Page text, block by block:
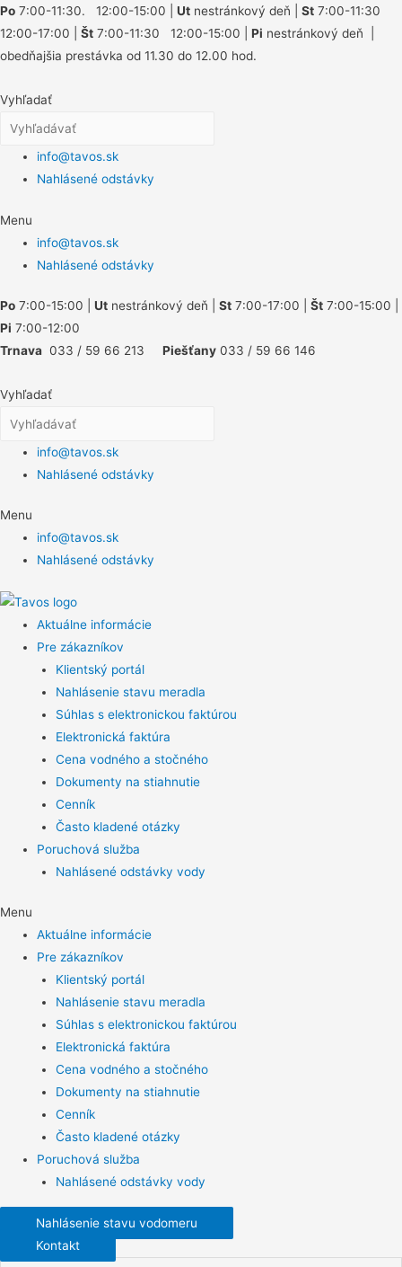
Po 7:00-11:30. 12:00-15:00 | Ut nestránkový deň | St 7:00-11:30
12:00-17:00 | Št 7:00-11:30 12:00-15:00 | Pi nestránkový deň |
obedňajšia prestávka od 11.30 do 12.00 hod.
Vyhľadať
info@tavos.sk
Nahlásené odstávky
Menu
info@tavos.sk
Nahlásené odstávky
Po 7:00-15:00 | Ut nestránkový deň | St 7:00-17:00 | Št 7:00-15:00 |
Pi 7:00-12:00
Trnava 033 / 59 66 213 Piešťany 033 / 59 66 146
Vyhľadať
info@tavos.sk
Nahlásené odstávky
Menu
info@tavos.sk
Nahlásené odstávky
Aktuálne informácie
Pre zákazníkov
Klientský portál
Nahlásenie stavu meradla
Súhlas s elektronickou faktúrou
Elektronická faktúra
Cena vodného a stočného
Dokumenty na stiahnutie
Cenník
Často kladené otázky
Poruchová služba
Nahlásené odstávky vody
Menu
Aktuálne informácie
Pre zákazníkov
Klientský portál
Nahlásenie stavu meradla
Súhlas s elektronickou faktúrou
Elektronická faktúra
Cena vodného a stočného
Dokumenty na stiahnutie
Cenník
Často kladené otázky
Poruchová služba
Nahlásené odstávky vody
Nahlásenie stavu vodomeru
Kontakt